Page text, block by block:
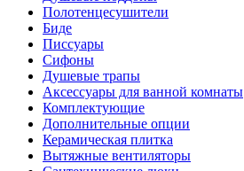
Полотенцесушители
Биде
Писсуары
Сифоны
Душевые трапы
Аксессуары для ванной комнаты
Комплектующие
Дополнительные опции
Керамическая плитка
Вытяжные вентиляторы